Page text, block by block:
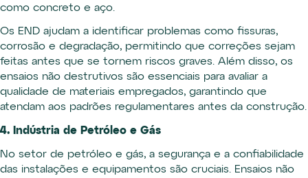
como concreto e aço.
Os END ajudam a identificar problemas como fissuras,
corrosão e degradação, permitindo que correções sejam
feitas antes que se tornem riscos graves. Além disso, os
ensaios não destrutivos são essenciais para avaliar a
qualidade de materiais empregados, garantindo que
atendam aos padrões regulamentares antes da construção.
4. Indústria de Petróleo e Gás
No setor de petróleo e gás, a segurança e a confiabilidade
das instalações e equipamentos são cruciais. Ensaios não